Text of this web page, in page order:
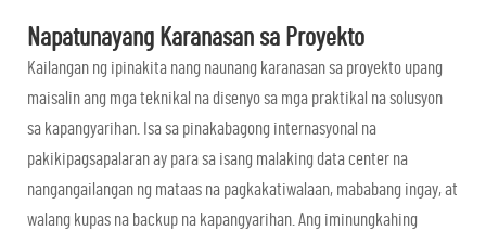
Napatunayang Karanasan sa Proyekto
Kailangan ng ipinakita nang naunang karanasan sa proyekto upang
maisalin ang mga teknikal na disenyo sa mga praktikal na solusyon
sa kapangyarihan. Isa sa pinakabagong internasyonal na
pakikipagsapalaran ay para sa isang malaking data center na
nangangailangan ng mataas na pagkakatiwalaan, mababang ingay, at
walang kupas na backup na kapangyarihan. Ang iminungkahing